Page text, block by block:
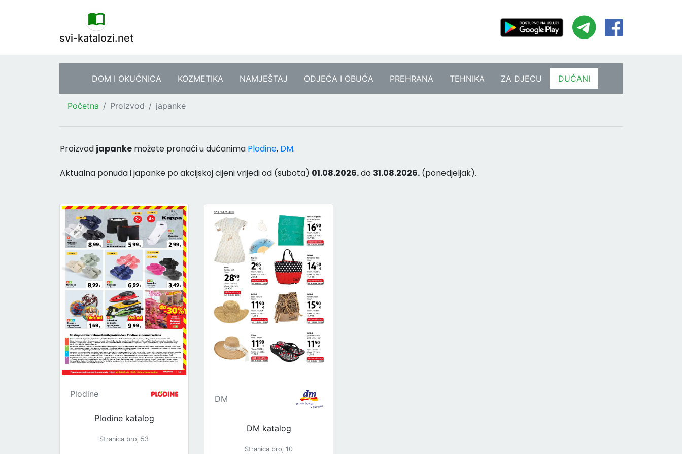
svi-katalozi.net
DOM I OKUĆNICA KOZMETIKA NAMJEŠTAJ ODJEĆA I OBUĆA PREHRANA TEHNIKA ZA DJECU DUĆANI
Početna Proizvod japanke
Proizvod japanke možete pronaći u dućanima Plodine, DM.
Aktualna ponuda i japanke po akcijskoj cijeni vrijedi od (subota) 01.08.2026.do 31.08.2026. (ponedjeljak).
Plodine
Plodine katalog
Stranica broj 53
DM
DM katalog
Stranica broj 10